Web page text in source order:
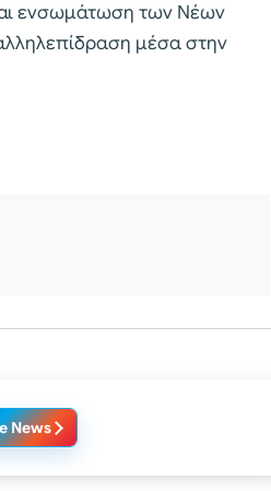
ενσωμάτωση των Νέων
μέσα στην
News